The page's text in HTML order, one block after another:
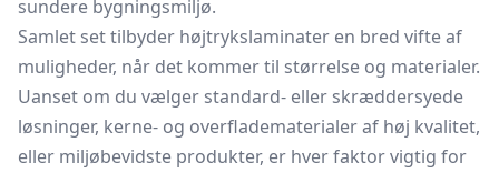
sundere bygningsmiljø.
Samlet set tilbyder højtrykslaminater en bred vifte af
muligheder, når det kommer til størrelse og materialer.
Uanset om du vælger standard- eller skræddersyede
løsninger, kerne- og overfladematerialer af høj kvalitet,
eller miljøbevidste produkter, er hver faktor vigtig for